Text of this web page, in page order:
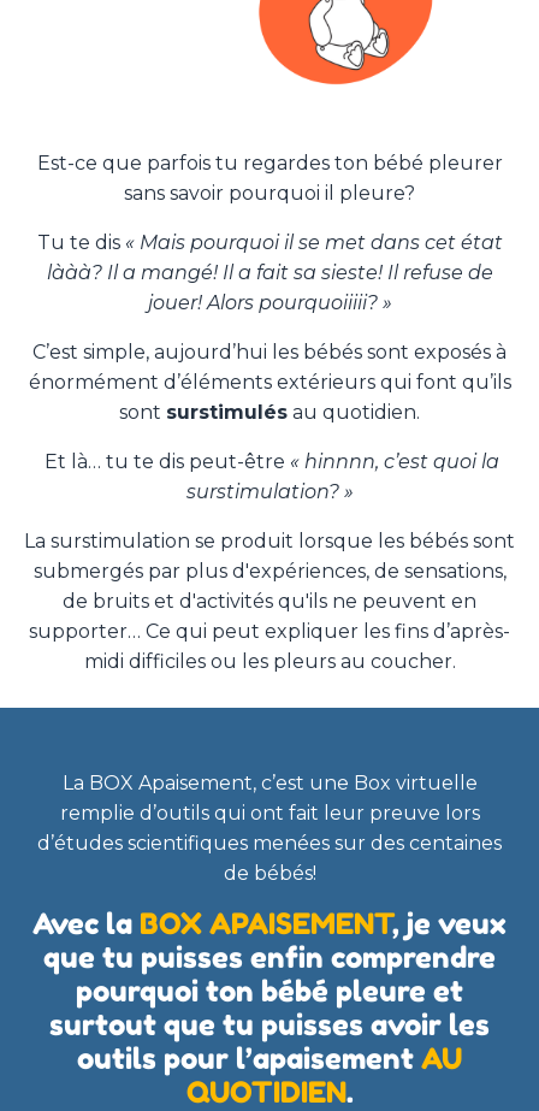
Est-ce que parfois tu regardes ton bébé pleurer
sans savoir pourquoi il pleure?
Tu te dis « Mais pourquoi il se met dans cet état
lààà? Il a mangé! Il a fait sa sieste! Il refuse de
jouer! Alors pourquoiiiii? »
C’est simple, aujourd’hui les bébés sont exposés à
énormément d’éléments extérieurs qui font qu’ils
sont surstimulés au quotidien.
Et là… tu te dis peut-être « hinnnn, c’est quoi la
surstimulation? »
La surstimulation se produit lorsque les bébés sont
submergés par plus d'expériences, de sensations,
de bruits et d'activités qu'ils ne peuvent en
supporter… Ce qui peut expliquer les fins d’après-
midi difficiles ou les pleurs au coucher.
La BOX Apaisement, c’est une Box virtuelle
remplie d’outils qui ont fait leur preuve lors
d’études scientifiques menées sur des centaines
de bébés!
Avec la BOX APAISEMENT, je veux
que tu puisses enfin comprendre
pourquoi ton bébé pleure et
surtout que tu puisses avoir les
outils pour l’apaisement AU
QUOTIDIEN.